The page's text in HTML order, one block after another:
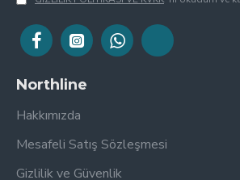
Northline
Hakkımızda
Mesafeli Satış Sözleşmesi
Gizlilik ve Güvenlik